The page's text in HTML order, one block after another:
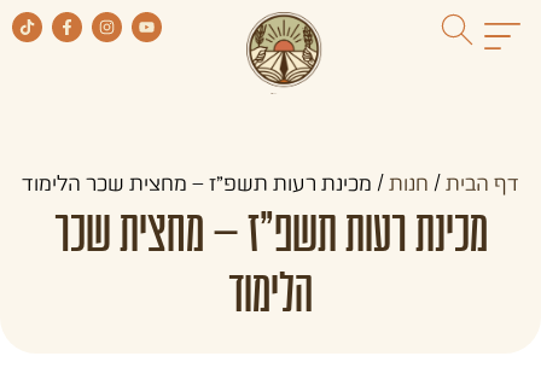
דף הבית / חנות / מכינת רעות תשפ"ז – מחצית שכר הלימוד
מכינת רעות תשפ"ז – מחצית שכר
הלימוד